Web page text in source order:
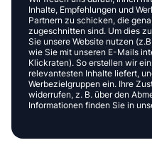
Inhalte, Empfehlungen und
Partnern zu schicken, die
zugeschnitten sind. Um dies
Sie unsere Website nutzen
wie Sie mit unseren E-Mails
Klickraten). So erstellen wir
relevantesten Inhalte liefert,
Werbezielgruppen ein. Ihre
widerrufen, z. B. über den
Informationen finden Sie in